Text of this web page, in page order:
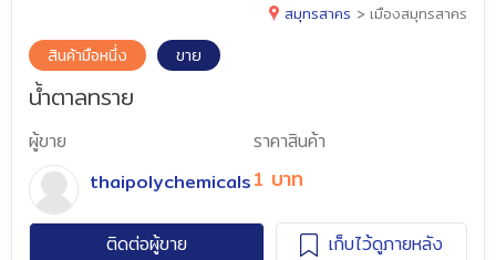
สมุทรสาคร > เมืองสมุทรสาคร
สินค้ามือหนึ่ง ขาย
น้ำตาลทราย
ผู้ขาย
thaipolychemicals
ราคาสินค้า
1 บาท
ติดต่อผู้ขาย เก็บไว้ดูภายหลัง